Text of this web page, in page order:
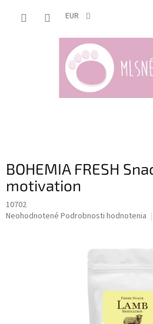
EUR
BOHEMIA FRESH
motivation
10702
Priemerné
Neohodnotené Podrobnosti hodnotenia